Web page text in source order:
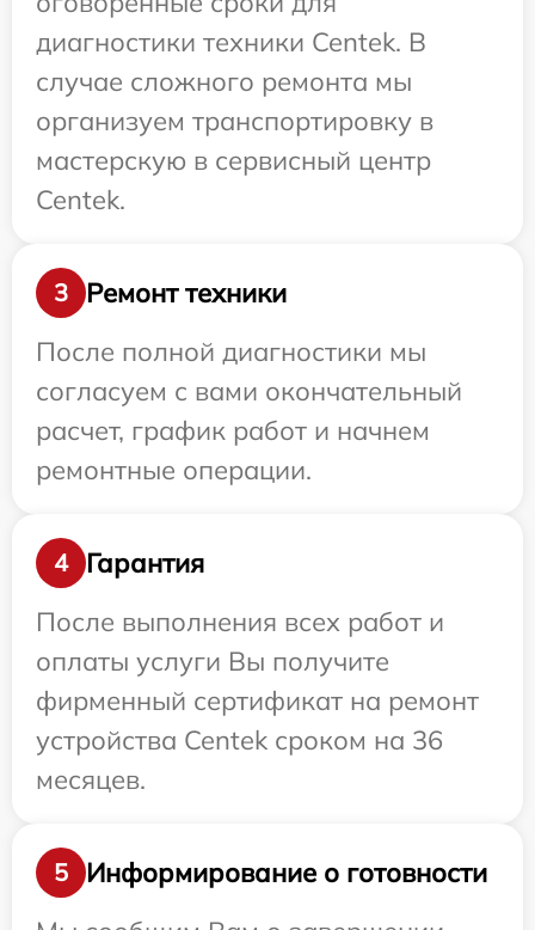
диагностики техники Centek. В
случае сложного ремонта мы
организуем транспортировку в
мастерскую в сервисный центр
Centek.
3
Ремонт техники
После полной диагностики мы
согласуем с вами окончательный
расчет, график работ и начнем
ремонтные операции.
4
Гарантия
После выполнения всех работ и
оплаты услуги Вы получите
фирменный сертификат на ремонт
устройства Centek сроком на 36
месяцев.
5
Информирование о готовности